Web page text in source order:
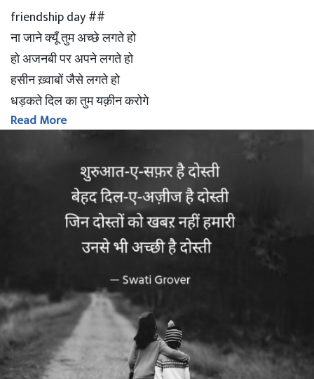
friendship day ##
ना जाने क्यूँ तुम अच्छे लगते हो
हो अजनबी पर अपने लगते हो
हसीन ख़्वाबों जैसे लगते हो
धड़कते दिल का तुम यक़ीन करोगे
क्या मुझसे दोस्ती करोगे
Read More